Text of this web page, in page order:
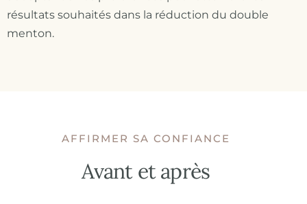
résultats souhaités dans la réduction du double
menton.
AFFIRMER SA CONFIANCE
Avant et après